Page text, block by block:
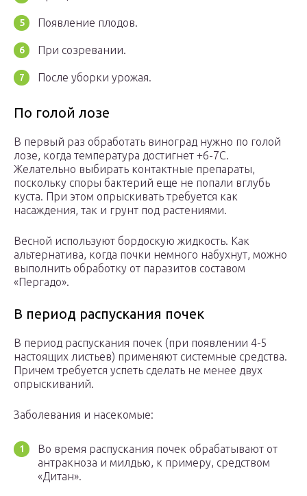
Появление плодов.
При созревании.
После уборки урожая.
По голой лозе
В первый раз обработать виноград нужно по голой
лозе, когда температура достигнет +6-7C.
Желательно выбирать контактные препараты,
поскольку споры бактерий еще не попали вглубь
куста. При этом опрыскивать требуется как
насаждения, так и грунт под растениями.
Весной используют бордоскую жидкость. Как
альтернатива, когда почки немного набухнут, можно
выполнить обработку от паразитов составом
«Пергадо».
В период распускания почек
В период распускания почек (при появлении 4-5
настоящих листьев) применяют системные средства.
Причем требуется успеть сделать не менее двух
опрыскиваний.
Заболевания и насекомые:
Во время распускания почек обрабатывают от
антракноза и милдью, к примеру, средством
«Дитан».